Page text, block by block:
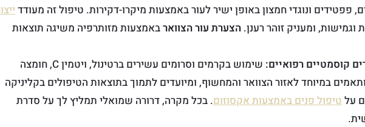
פפטידים ונוגדי חמצון באופן ישיר לעור באמצעות מיקרו-דקירות. טיפול זה מעודד
ומעניק זוהר רענן.הצערת עור הצווארבאמצעות מזותרפיה משיגה תוצאות
קוסמטיים רפואיים:
שימוש בקרמים וסרומים עשירים ברטינול, ויטמין C, חומצה
במיוחד לאזור הצוואר והמחשוף, ומיועדים לתמוך בתוצאות הטיפולים בקליניקה
עלטיפול פנים באמצעות אקסוזום. בכל מקרה, דרורה שמואלי תמליץ לך על סדרת